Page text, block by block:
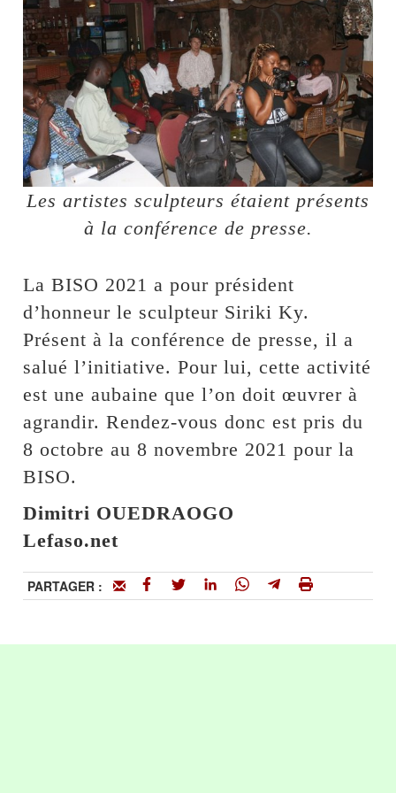
Les artistes sculpteurs étaient présents
à la conférence de presse.
La BISO 2021 a pour président
d’honneur le sculpteur Siriki Ky.
Présent à la conférence de presse, il a
salué l’initiative. Pour lui, cette activité
est une aubaine que l’on doit œuvrer à
agrandir. Rendez-vous donc est pris du
8 octobre au 8 novembre 2021 pour la
BISO.
Dimitri OUEDRAOGO
Lefaso.net
PARTAGER :